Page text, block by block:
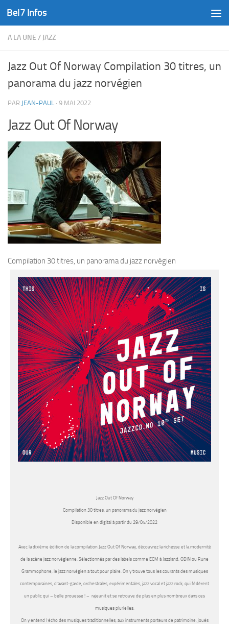
Skip to content
Bel7 Infos
A LA UNE / JAZZ
Jazz Out Of Norway Compilation 30 titres, un
panorama du jazz norvégien
PAR JEAN-PAUL · 9 MAI 2022
Jazz Out Of Norway
Compilation 30 titres, un panorama du jazz norvégien
Jazz Out Of Norway
Compilation 30 titres, un panorama du jazz norvégien
Disponible en digital à partir du 29/04/2022
Avec la dixième édition de la compilation Jazz Out Of Norway, découvrez la richesse et la modernité
de la scène jazz norvégienne. Sélectionnés par des labels comme ECM à Jazzland, ODIN ou Rune
Grammophone, le jazz norvégien a tout pour plaire. On y trouve tous les courants des musiques
contemporaines, d’avant-garde, orchestrales, expérimentales, jazz vocal et jazz rock, qui fédèrent
un public qui – belle prouesse ! – rajeunit et se retrouve de plus en plus nombreux dans ces
musiques plurielles.
On y entend l’écho des musiques traditionnelles, aux instruments porteurs de patrimoine, joués